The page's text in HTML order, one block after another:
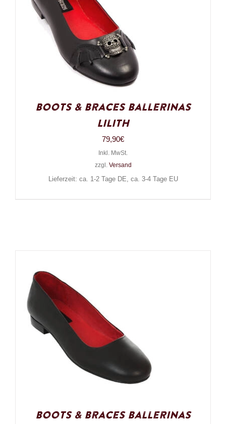
Boots & Braces Ballerinas
Lilith
79,90€
Inkl. MwSt.
zzgl. Versand
Lieferzeit: ca. 1-2 Tage DE, ca. 3-4 Tage EU
Boots & Braces Ballerinas